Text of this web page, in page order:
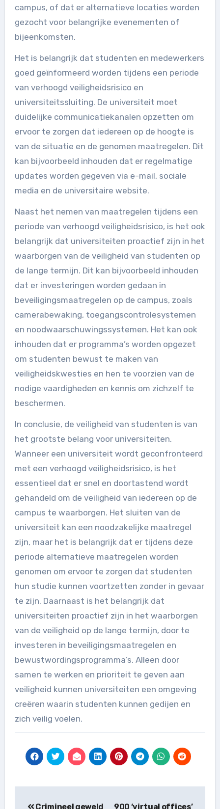
campus, of dat er alternatieve locaties worden
gezocht voor belangrijke evenementen of
bijeenkomsten.
Het is belangrijk dat studenten en medewerkers
goed geïnformeerd worden tijdens een periode
van verhoogd veiligheidsrisico en
universiteitssluiting. De universiteit moet
duidelijke communicatiekanalen opzetten om
ervoor te zorgen dat iedereen op de hoogte is
van de situatie en de genomen maatregelen. Dit
kan bijvoorbeeld inhouden dat er regelmatige
updates worden gegeven via e-mail, sociale
media en de universitaire website.
Naast het nemen van maatregelen tijdens een
periode van verhoogd veiligheidsrisico, is het ook
belangrijk dat universiteiten proactief zijn in het
waarborgen van de veiligheid van studenten op
de lange termijn. Dit kan bijvoorbeeld inhouden
dat er investeringen worden gedaan in
beveiligingsmaatregelen op de campus, zoals
camerabewaking, toegangscontrolesystemen
en noodwaarschuwingssystemen. Het kan ook
inhouden dat er programma’s worden opgezet
om studenten bewust te maken van
veiligheidskwesties en hen te voorzien van de
nodige vaardigheden en kennis om zichzelf te
beschermen.
In conclusie, de veiligheid van studenten is van
het grootste belang voor universiteiten.
Wanneer een universiteit wordt geconfronteerd
met een verhoogd veiligheidsrisico, is het
essentieel dat er snel en doortastend wordt
gehandeld om de veiligheid van iedereen op de
campus te waarborgen. Het sluiten van de
universiteit kan een noodzakelijke maatregel
zijn, maar het is belangrijk dat er tijdens deze
periode alternatieve maatregelen worden
genomen om ervoor te zorgen dat studenten
hun studie kunnen voortzetten zonder in gevaar
te zijn. Daarnaast is het belangrijk dat
universiteiten proactief zijn in het waarborgen
van de veiligheid op de lange termijn, door te
investeren in beveiligingsmaatregelen en
bewustwordingsprogramma’s. Alleen door
samen te werken en prioriteit te geven aan
veiligheid kunnen universiteiten een omgeving
creëren waarin studenten kunnen gedijen en
zich veilig voelen.
Crimineel geweld 900 ‘virtual offices’